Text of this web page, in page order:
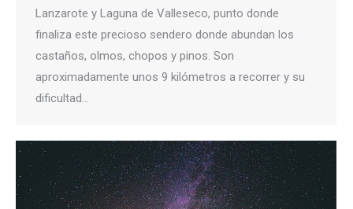
Lanzarote y Laguna de Valleseco, punto donde
finaliza este precioso sendero donde abundan los
castaños, olmos, chopos y pinos. Son
aproximadamente unos 9 kilómetros a recorrer y su
dificultad…